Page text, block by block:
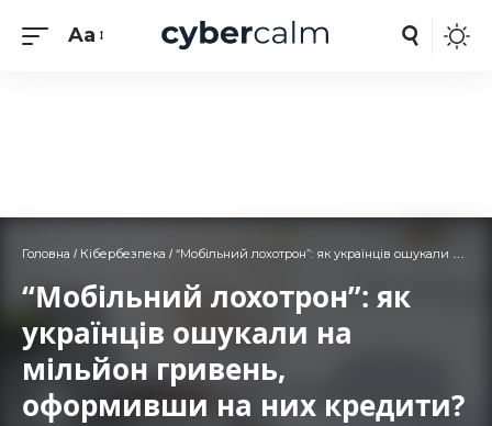
Aa
Головна / Кібербезпека / “Мобільний лохотрон”: як українців ошукали на мільйон гривень, оформивши на них кредити?
“Мобільний лохотрон”: як
українців ошукали на
мільйон гривень,
оформивши на них кредити?